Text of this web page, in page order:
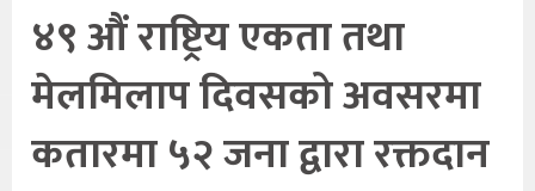
४९ औं राष्ट्रिय एकता तथा
मेलमिलाप दिवसको अवसरमा
कतारमा ५२ जना द्वारा रक्तदान